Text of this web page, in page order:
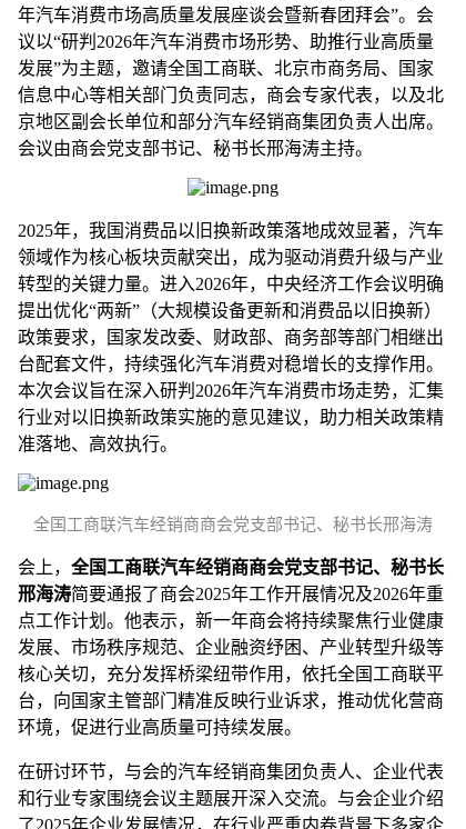
年汽车消费市场高质量发展座谈会暨新春团拜会”。会
议以“研判2026年汽车消费市场形势、助推行业高质量
发展”为主题，邀请全国工商联、北京市商务局、国家
信息中心等相关部门负责同志，商会专家代表，以及北
京地区副会长单位和部分汽车经销商集团负责人出席。
会议由商会党支部书记、秘书长邢海涛主持。
2025年，我国消费品以旧换新政策落地成效显著，汽车
领域作为核心板块贡献突出，成为驱动消费升级与产业
转型的关键力量。进入2026年，中央经济工作会议明确
提出优化“两新”（大规模设备更新和消费品以旧换新）
政策要求，国家发改委、财政部、商务部等部门相继出
台配套文件，持续强化汽车消费对稳增长的支撑作用。
本次会议旨在深入研判2026年汽车消费市场走势，汇集
行业对以旧换新政策实施的意见建议，助力相关政策精
准落地、高效执行。
全国工商联汽车经销商商会党支部书记、秘书长邢海涛
会上， 全国工商联汽车经销商商会党支部书记、秘书长
邢海涛简要通报了商会2025年工作开展情况及2026年重
点工作计划。他表示，新一年商会将持续聚焦行业健康
发展、市场秩序规范、企业融资纾困、产业转型升级等
核心关切，充分发挥桥梁纽带作用，依托全国工商联平
台，向国家主管部门精准反映行业诉求，推动优化营商
环境，促进行业高质量可持续发展。
在研讨环节，与会的汽车经销商集团负责人、企业代表
和行业专家围绕会议主题展开深入交流。与会企业介绍